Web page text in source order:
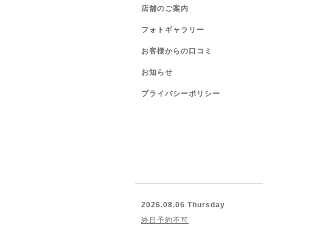
店舗のご案内
フォトギャラリー
お客様からの口コミ
お知らせ
プライバシーポリシー
2026.08.06 Thursday
終日予約不可